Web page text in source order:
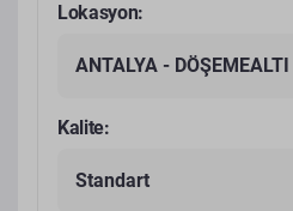
Lokasyon:
ANTALYA - DÖŞEMEALTI
Kalite:
Standart